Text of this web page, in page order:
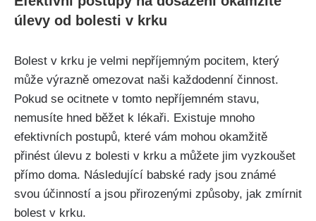
úlevy od bolesti v krku
Bolest ‍v ‌krku⁣ je velmi nepříjemným‍ pocitem, který
⁢může výrazně ‍omezovat ‌naši každodenní ​činnost.
Pokud se ocitnete v tomto​ nepříjemném​ stavu,
nemusíte hned běžet k lékaři. Existuje mnoho
efektivních⁤ postupů,⁤ které vám ⁣mohou ‌okamžitě
přinést úlevu z bolesti v krku‌ a můžete jim vyzkoušet
přímo ‍doma. Následující babské rady jsou známé
svou účinností ‌a jsou ⁤přirozenými způsoby, jak zmírnit
bolest v⁢ krku.